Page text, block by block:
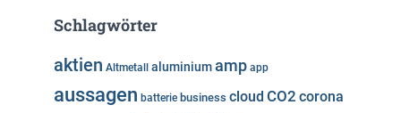
g
r
i
Schlagwörter
aktien Altmetall aluminiumamp app
aussagen batterie business cloud CO2 corona